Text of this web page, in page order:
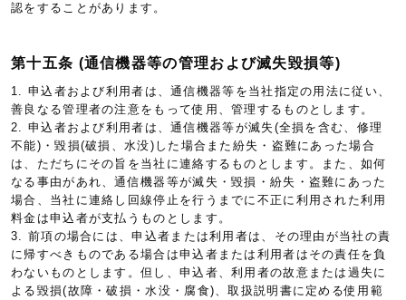
認をすることがあります。
第十五条 (通信機器等の管理および滅失毀損等)
1. 申込者および利用者は、通信機器等を当社指定の用法に従い、
善良なる管理者の注意をもって使用、管理するものとします。
2. 申込者および利用者は、通信機器等が滅失(全損を含む、修理
不能)・毀損(破損、水没)した場合また紛失・盗難にあった場合
は、ただちにその旨を当社に連絡するものとします。また、如何
なる事由があれ、通信機器等が滅失・毀損・紛失・盗難にあった
場合、当社に連絡し回線停止を行うまでに不正に利用された利用
料金は申込者が支払うものとします。
3. 前項の場合には、申込者または利用者は、その理由が当社の責
に帰すべきものである場合は申込者または利用者はその責任を負
わないものとします。但し、申込者、利用者の故意または過失に
よる毀損(故障・破損・水没・腐食)、取扱説明書に定める使用範